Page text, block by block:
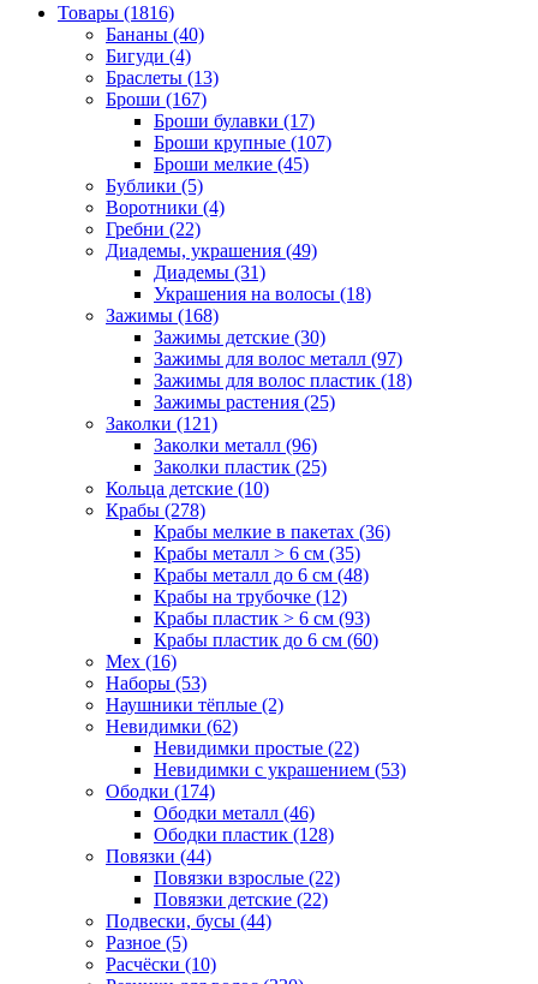
Товары (1816)
Бананы (40)
Бигуди (4)
Браслеты (13)
Броши (167)
Броши булавки (17)
Броши крупные (107)
Броши мелкие (45)
Бублики (5)
Воротники (4)
Гребни (22)
Диадемы, украшения (49)
Диадемы (31)
Украшения на волосы (18)
Зажимы (168)
Зажимы детские (30)
Зажимы для волос металл (97)
Зажимы для волос пластик (18)
Зажимы растения (25)
Заколки (121)
Заколки металл (96)
Заколки пластик (25)
Кольца детские (10)
Крабы (278)
Крабы мелкие в пакетах (36)
Крабы металл > 6 см (35)
Крабы металл до 6 см (48)
Крабы на трубочке (12)
Крабы пластик > 6 см (93)
Крабы пластик до 6 см (60)
Мех (16)
Наборы (53)
Наушники тёплые (2)
Невидимки (62)
Невидимки простые (22)
Невидимки с украшением (53)
Ободки (174)
Ободки металл (46)
Ободки пластик (128)
Повязки (44)
Повязки взрослые (22)
Повязки детские (22)
Подвески, бусы (44)
Разное (5)
Расчёски (10)